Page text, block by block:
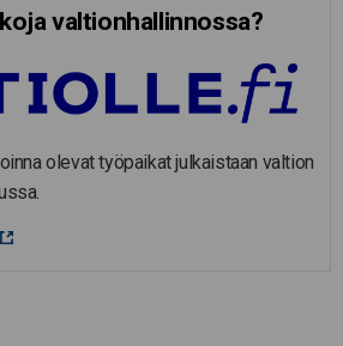
valtion­hal­lin­nossa?
olevat työpaikat julkaistaan valtion